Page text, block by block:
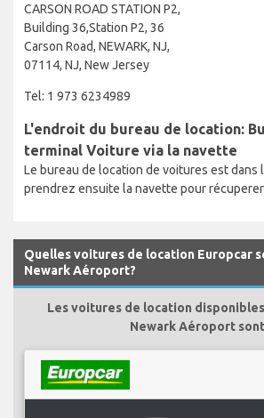
CARSON ROAD STATION P2,
Building 36,Station P2, 36
Carson Road, NEWARK, NJ,
07114, NJ, New Jersey
Tel: 1 973 6234989
L'endroit du bureau de location:
terminal Voiture via la navette
Le bureau de location de voitures est dans
prendrez ensuite la navette pour
Quelles voitures de location Europcar
Newark Aéroport?
Les voitures de location
Newark Aéroport